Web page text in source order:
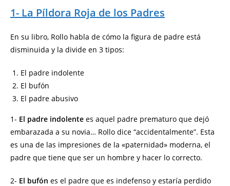
1- La Píldora Roja de los Padres
En su libro, Rollo habla de cómo la figura de padre está
disminuida y la divide en 3 tipos:
El padre indolente
El bufón
El padre abusivo
1- El padre indolente es aquel padre prematuro que dejó
embarazada a su novia… Rollo dice “accidentalmente”. Esta
es una de las impresiones de la «paternidad» moderna, el
padre que tiene que ser un hombre y hacer lo correcto.
2- El bufón es el padre que es indefenso y estaría perdido